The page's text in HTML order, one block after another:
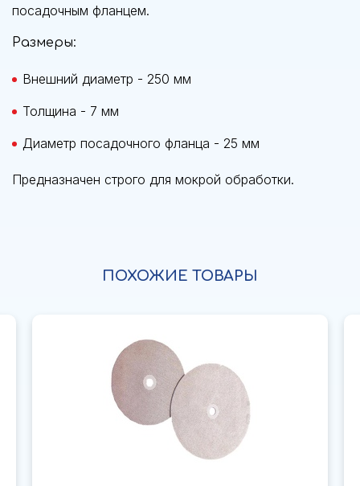
посадочным фланцем.
Размеры:
Внешний диаметр - 250 мм
Толщина - 7 мм
Диаметр посадочного фланца - 25 мм
Предназначен строго для мокрой обработки.
ПОХОЖИЕ ТОВАРЫ